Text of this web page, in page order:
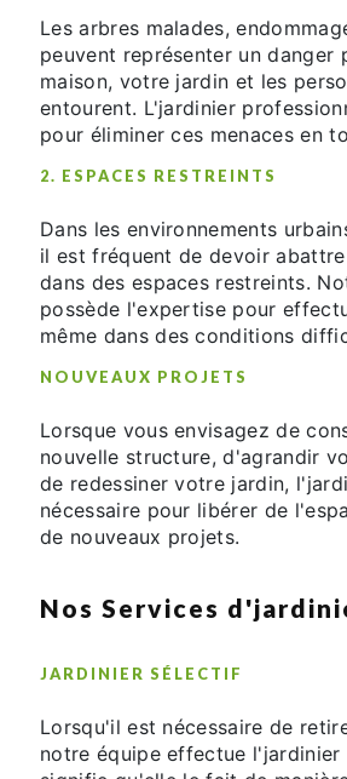
Les arbres malades,
peuvent représenter un danger
maison, votre jardin et les
entourent. L'jardinier
pour éliminer ces menaces en
2. ESPACES RESTREINTS
Dans les environnements
il est fréquent de devoir
dans des espaces restreints.
possède l'expertise pour
même dans des conditions
NOUVEAUX PROJETS
Lorsque vous envisagez de
nouvelle structure, d'agrandir
de redessiner votre jardin,
nécessaire pour libérer de
de nouveaux projets.
Nos Services
JARDINIER SÉLECTIF
Lorsqu'il est nécessaire de
notre équipe effectue l'jardinier